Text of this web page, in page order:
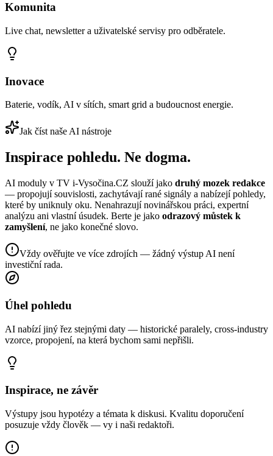
Komunita
Live chat, newsletter a uživatelské servisy pro odběratele.
Inovace
Baterie, vodík, AI v sítích, smart grid a budoucnost energie.
Jak číst naše AI nástroje
Inspirace pohledu. Ne dogma.
AI moduly v TV i-Vysočina.CZ slouží jako druhý mozek redakce
— propojují souvislosti, zachytávají rané signály a nabízejí pohledy,
které by uniknuly oku. Nenahrazují novinářskou práci, expertní
analýzu ani vlastní úsudek. Berte je jako odrazový můstek k
zamyšlení, ne jako konečné slovo.
Vždy ověřujte ve více zdrojích — žádný výstup AI není
investiční rada.
Úhel pohledu
AI nabízí jiný řez stejnými daty — historické paralely, cross-industry
vzorce, propojení, na která bychom sami nepřišli.
Inspirace, ne závěr
Výstupy jsou hypotézy a témata k diskusi. Kvalitu doporučení
posuzuje vždy člověk — vy i naši redaktoři.